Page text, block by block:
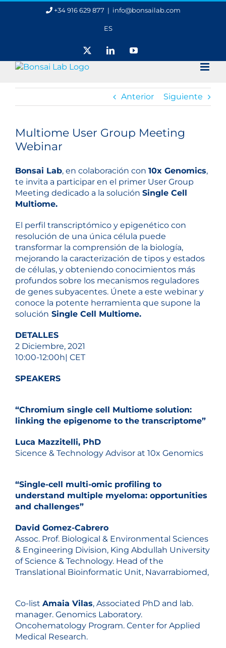
Saltar
+34 916 629 877 | info@bonsailab.com
ES
LinkedInYouTube
Anterior
Siguiente
más
grande
Multiome User Group Meeting
Webinar
Bonsai Lab, en colaboración con 10x Genomics,
te invita a participar en el primer User Group
Meeting dedicado a la solución Single Cell
Multiome.
El perfil transcriptómico y epigenético con
resolución de una única célula puede
transformar la comprensión de la biología,
mejorando la caracterización de tipos y estados
de células, y obteniendo conocimientos más
profundos sobre los mecanismos reguladores
de genes subyacentes. Únete a este webinar y
conoce la potente herramienta que supone la
solución Single Cell Multiome.
DETALLES
2 Diciembre, 2021
10:00-12:00h| CET
SPEAKERS
“Chromium single cell Multiome solution:
linking the epigenome to the transcriptome”
Luca Mazzitelli, PhD
Sicence & Technology Advisor at 10x Genomics
“Single-cell multi-omic profiling to
understand multiple myeloma: opportunities
and challenges”
David Gomez-Cabrero
Assoc. Prof. Biological & Environmental Sciences
& Engineering Division, King Abdullah University
of Science & Technology. Head of the
Translational Bioinformatic Unit, Navarrabiomed,
Co-list Amaia Vilas, Associated PhD and lab.
manager. Genomics Laboratory.
Oncohematology Program. Center for Applied
Medical Research.